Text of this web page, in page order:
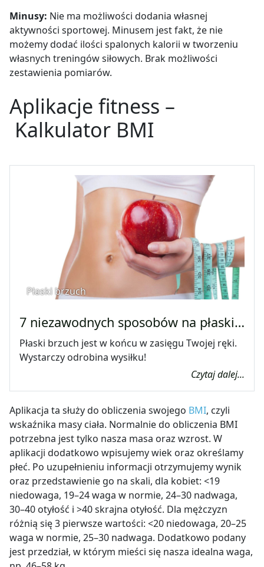
Minusy: Nie ma możliwości dodania własnej
aktywności sportowej. Minusem jest fakt, że nie
możemy dodać ilości spalonych kalorii w tworzeniu
własnych treningów siłowych. Brak możliwości
zestawienia pomiarów.
Aplikacje fitness –
Kalkulator BMI
Płaski brzuch
7 niezawodnych sposobów na płaski…
Płaski brzuch jest w końcu w zasięgu Twojej ręki.
Wystarczy odrobina wysiłku!
Czytaj dalej...
Aplikacja ta służy do obliczenia swojego BMI, czyli
wskaźnika masy ciała. Normalnie do obliczenia BMI
potrzebna jest tylko nasza masa oraz wzrost. W
aplikacji dodatkowo wpisujemy wiek oraz określamy
płeć. Po uzupełnieniu informacji otrzymujemy wynik
oraz przedstawienie go na skali, dla kobiet: <19
niedowaga, 19–24 waga w normie, 24–30 nadwaga,
30–40 otyłość i >40 skrajna otyłość. Dla mężczyzn
różnią się 3 pierwsze wartości: <20 niedowaga, 20–25
waga w normie, 25–30 nadwaga. Dodatkowo podany
jest przedział, w którym mieści się nasza idealna waga,